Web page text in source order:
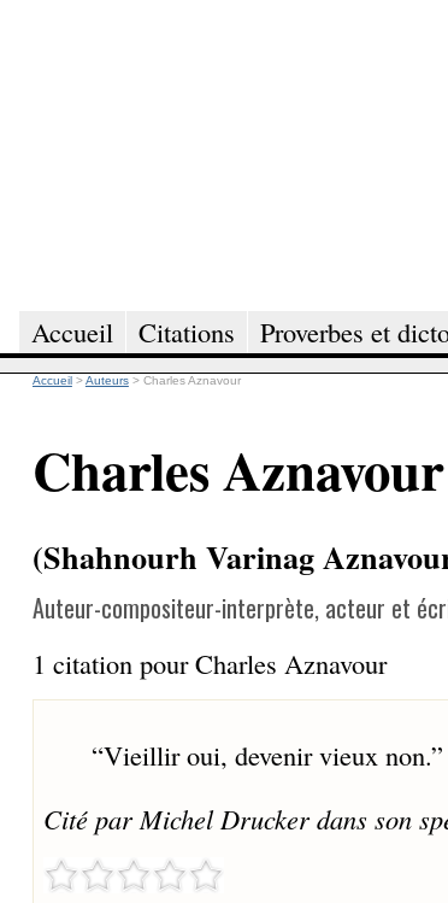
Accueil Citations Proverbes et
Accueil >Auteurs > Charles Aznavour
Charles Aznavour
(Shahnourh Varinag
Auteur-compositeur-interprète, acteur et
1 citation pour Charles Aznavour
“Vieillir oui, devenir vieux non.”
Cité par Michel Drucker dans son